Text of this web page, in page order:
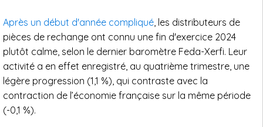
Après un début d'année compliqué, les distributeurs de
pièces de rechange ont connu une fin d'exercice 2024
plutôt calme, selon le dernier baromètre Feda-Xerfi. Leur
activité a en effet enregistré, au quatrième trimestre, une
légère progression (1,1 %), qui contraste avec la
contraction de l’économie française sur la même période
(-0,1 %).